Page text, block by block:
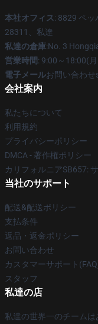
本社オフィス: 8829 ペ
28311、私達
私達の倉庫:No. 3
営業時間: 9:00～18:00(
電子メールお問い合わ
会社案内
私たちについて
利用規約
プライバシーポリシー
DMCA - 著作権ポリシー
カリフォルニアSB657:
当社のサポート
配送&配送ポリシー
支払条件
返品・返金ポリシー
お問い合わせ
カスタマーサポート
スタッフ
私達の店
私達の世界一のチーム